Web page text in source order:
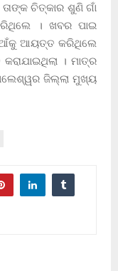
ଚିତ୍କାର ଶୁଣି ଗାଁ
। ଖବର ପାଇ
ଆୟତ୍ତ କରିଥିଲେ
। ମାତ୍ର
ଜିଲ୍ଲା ମୁଖ୍ୟ